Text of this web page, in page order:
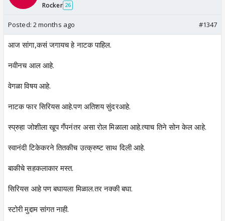
Rocker 26
Posted: 2 months ago #1347
आज सांगा,कसं जगायच हे नाटक पाहिल.
नवीनच आल आहे.
वेगळा विषय आहे.
नाटक फार सिरियस आहे.पण अतिशय सुंदरआहे.
स्प्रुहा जोशीला खूप गँपनंतर असा रोल मिळाला आहे.त्याच तिने सोन केल आहे.
स्वानंदी टिकेकरने तितकीच उत्क्रुष्ट साथ दिली आहे.
बाकीचे सहकलाकार मस्त.
सिरियस आहे पण बघायला मिळाल.तर नक्की बघा.
स्टोरी मुद्दाम सांगत नाही.